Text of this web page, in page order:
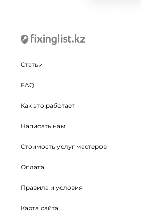
Статьи
FAQ
Как это работает
Написать нам
Стоимость услуг мастеров
Оплата
Правила и условия
Карта сайта